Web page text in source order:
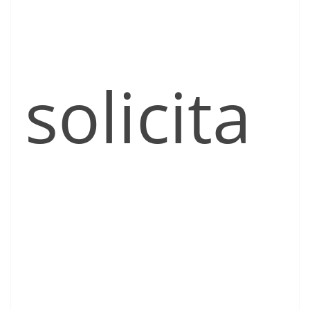
solicita